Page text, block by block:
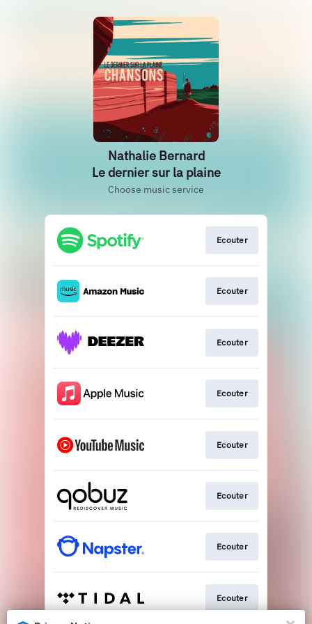
Nathalie Bernard
Le dernier sur la plaine
Choose music service
Ecouter
Ecouter
Ecouter
Ecouter
Ecouter
Ecouter
Ecouter
Ecouter